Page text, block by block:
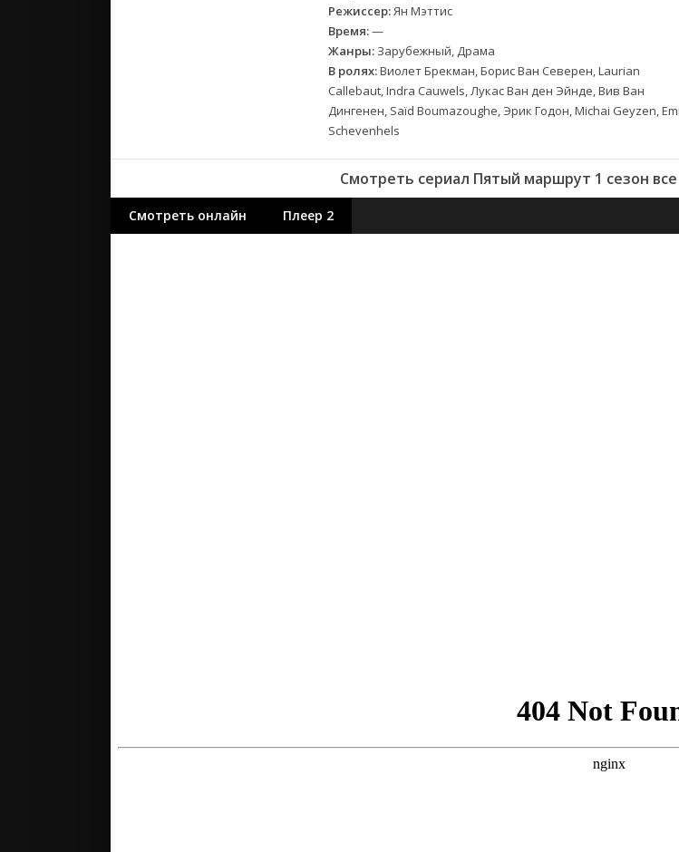
Режиссер:Ян Мэттис
Время:—
Жанры: Зарубежный, Драма
В ролях:Виолет Брекман, Борис Ван Северен, Laurian
Callebaut, Indra Cauwels, Лукас Ван ден Эйнде, Вив Ван
Дингенен, Saïd Boumazoughe, Эрик Годон, Michai Geyzen,
Schevenhels
Смотреть сериал Пятый маршрут 1 сезон
Смотреть онлайн Плеер 2